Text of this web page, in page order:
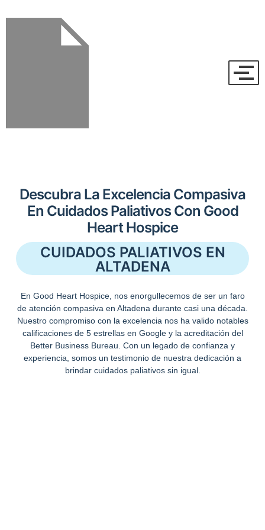
Descubra La Excelencia Compasiva
En Cuidados Paliativos Con Good
Heart Hospice
CUIDADOS PALIATIVOS EN
ALTADENA
En Good Heart Hospice, nos enorgullecemos de ser un faro
de atención compasiva en Altadena durante casi una década.
Nuestro compromiso con la excelencia nos ha valido notables
calificaciones de 5 estrellas en Google y la acreditación del
Better Business Bureau. Con un legado de confianza y
experiencia, somos un testimonio de nuestra dedicación a
brindar cuidados paliativos sin igual.